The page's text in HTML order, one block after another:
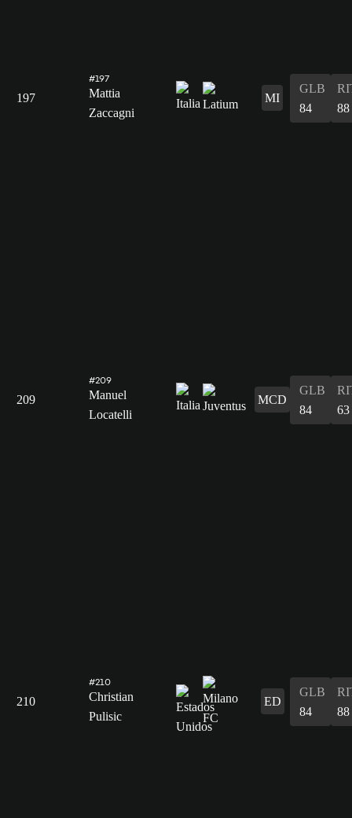
197
#197
Mattia
Zaccagni
MI
GLB
84
88
209
#209
Manuel
Locatelli
MCD
GLB
84
63
210
#210
Christian
Pulisic
ED
GLB
84
88